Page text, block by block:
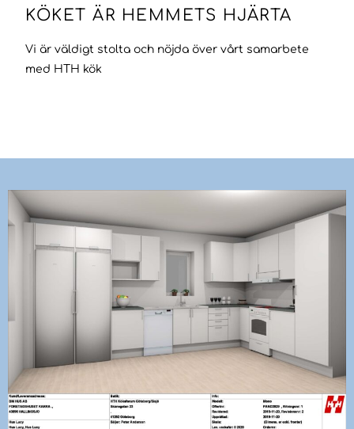
KÖKET ÄR HEMMETS HJÄRTA
Vi är väldigt stolta och nöjda över vårt samarbete
med HTH kök